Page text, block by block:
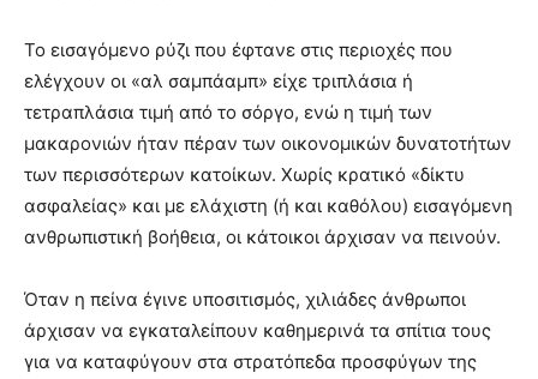
Το εισαγόμενο ρύζι που έφτανε στις περιοχές που
ελέγχουν οι «αλ σαμπάαμπ» είχε τριπλάσια ή
τετραπλάσια τιμή από το σόργο, ενώ η τιμή των
μακαρονιών ήταν πέραν των οικονομικών δυνατοτήτων
των περισσότερων κατοίκων. Χωρίς κρατικό «δίκτυ
ασφαλείας» και με ελάχιστη (ή και καθόλου) εισαγόμενη
ανθρωπιστική βοήθεια, οι κάτοικοι άρχισαν να πεινούν.
Όταν η πείνα έγινε υποσιτισμός, χιλιάδες άνθρωποι
άρχισαν να εγκαταλείπουν καθημερινά τα σπίτια τους
για να καταφύγουν στα στρατόπεδα προσφύγων της